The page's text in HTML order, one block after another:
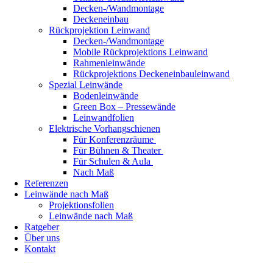
Decken-/Wandmontage
Deckeneinbau
Rückprojektion Leinwand
Decken-/Wandmontage
Mobile Rückprojektions Leinwand
Rahmenleinwände
Rückprojektions Deckeneinbauleinwand
Spezial Leinwände
Bodenleinwände
Green Box – Pressewände
Leinwandfolien
Elektrische Vorhangschienen
Für Konferenzräume
Für Bühnen & Theater
Für Schulen & Aula
Nach Maß
Referenzen
Leinwände nach Maß
Projektionsfolien
Leinwände nach Maß
Ratgeber
Über uns
Kontakt